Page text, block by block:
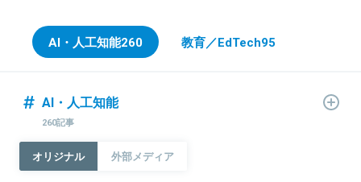
AI・人工知能260 教育／EdTech95
AI・人工知能
260記事
オリジナル 外部メディア